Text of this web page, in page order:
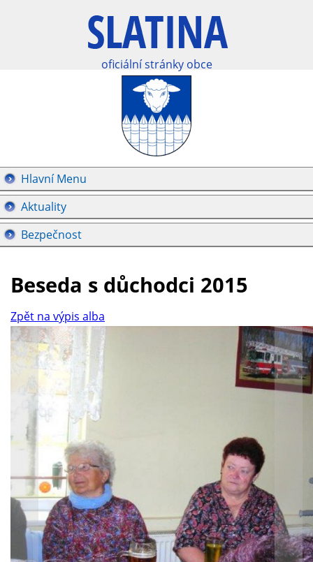
oficiální stránky obce
Hlavní Menu
Aktuality
Bezpečnost
Beseda s důchodci 2015
Zpět na výpis alba